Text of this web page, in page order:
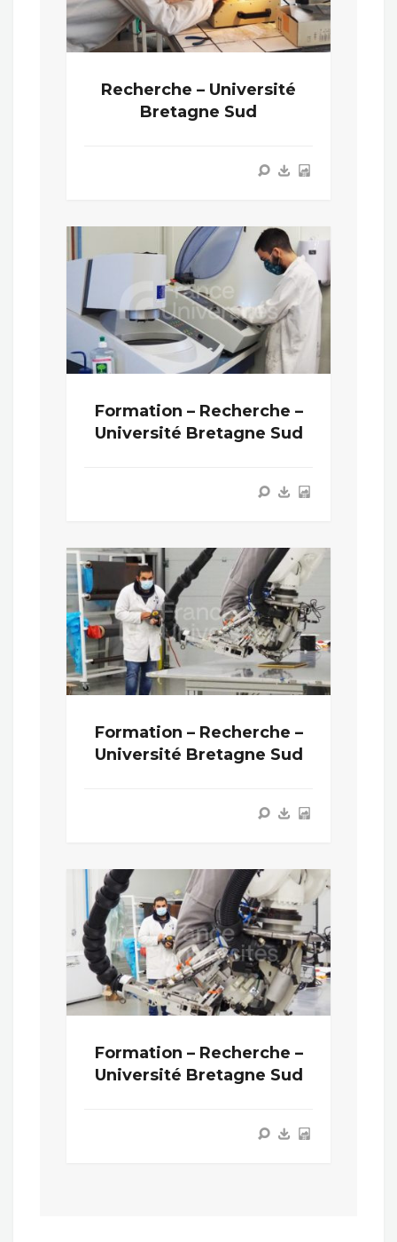
Recherche – Université
Bretagne Sud
Formation – Recherche –
Université Bretagne Sud
Formation – Recherche –
Université Bretagne Sud
Formation – Recherche –
Université Bretagne Sud